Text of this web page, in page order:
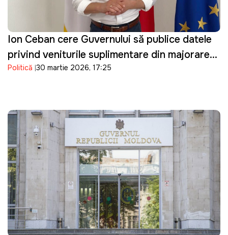
Ion Ceban cere Guvernului să publice datele
privind veniturile suplimentare din majorarea
prețurilor la carburanți
Politică 30 martie 2026, 17:25